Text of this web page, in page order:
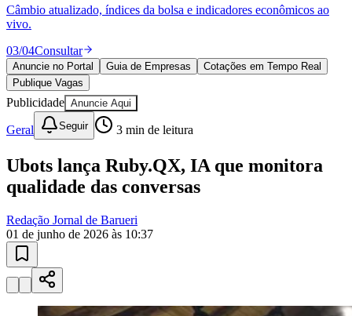
04/04Publicar
Anuncie no Portal
Publique Vagas
Publicidade Anuncie Aqui
Geral Seguir 3min de leitura
Ubots lança Ruby.QX, IA que monitora
Redação Jornal de Barueri
01 de junho de 2026 às 10:37